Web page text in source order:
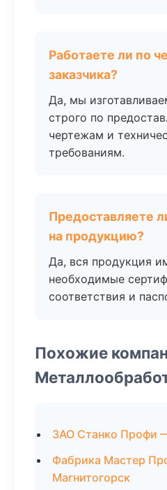
Работаете ли по
заказчика?
Да, мы
строго по
чертежам и
требованиям.
Предоставляете
на продукцию?
Да, вся продукция
необходимые
соответствия и
Похожие
ЗАО Станко Профи
Фабрика Мастер
Магнитогорск